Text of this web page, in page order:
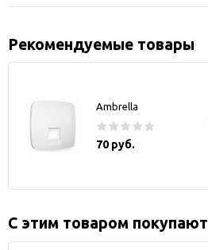
Рекомендуемые товары
Ambrella
70 руб.
С этим товаром покупают